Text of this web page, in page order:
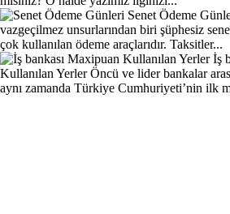
Senet Ödeme
vazgeçilmez unsurlarından biri şüphesiz
çok kullanılan ödeme araçlarıdır. Taksitler...
İş
Kullanılan Yerler Öncü ve lider bankalar
aynı zamanda Türkiye Cumhuriyeti’nin ilk